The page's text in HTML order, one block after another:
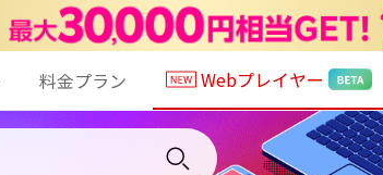
料金プラン Webプレイヤー